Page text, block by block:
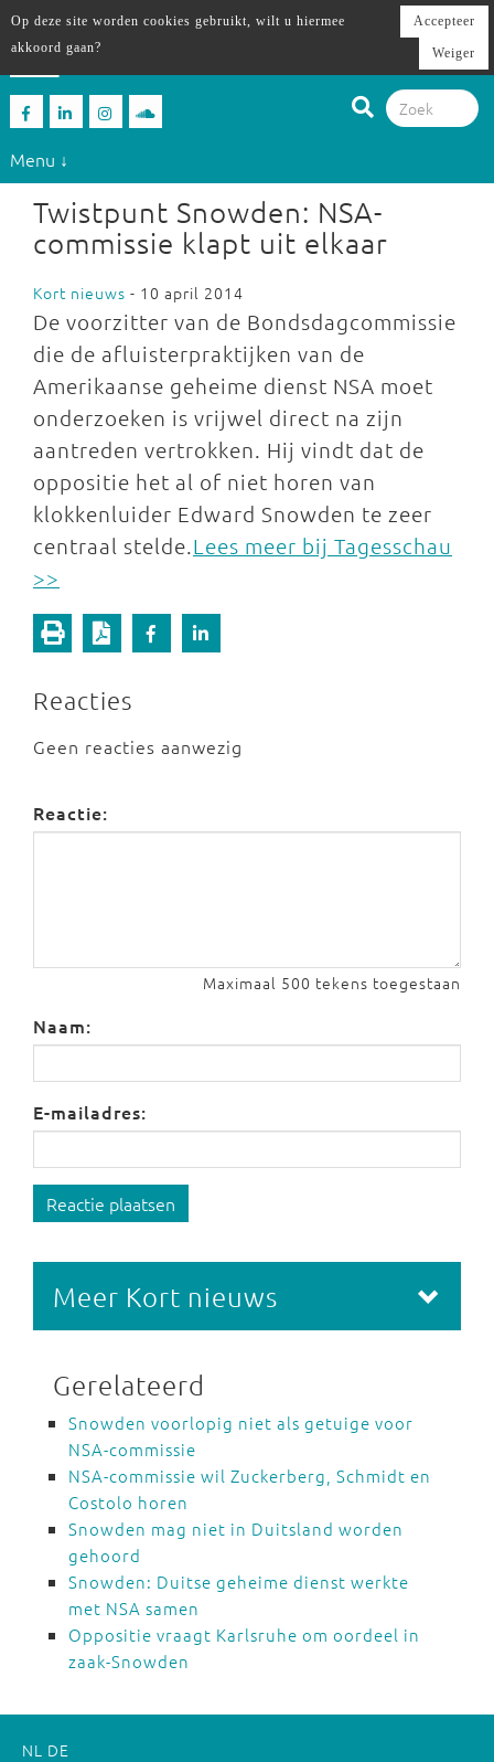
Menu ↓
Twistpunt Snowden: NSA-
commissie klapt uit elkaar
Kort nieuws - 10 april 2014
De voorzitter van de Bondsdagcommissie
die de afluisterpraktijken van de
Amerikaanse geheime dienst NSA moet
onderzoeken is vrijwel direct na zijn
aantreden vertrokken. Hij vindt dat de
oppositie het al of niet horen van
klokkenluider Edward Snowden te zeer
centraal stelde.Lees meer bij Tagesschau
>>
Reacties
Geen reacties aanwezig
Reactie:
Maximaal 500 tekens toegestaan
Naam:
E-mailadres:
Reactie plaatsen
Meer Kort nieuws
Gerelateerd
Snowden voorlopig niet als getuige voor
NSA-commissie
NSA-commissie wil Zuckerberg, Schmidt en
Costolo horen
Snowden mag niet in Duitsland worden
gehoord
Snowden: Duitse geheime dienst werkte
met NSA samen
Oppositie vraagt Karlsruhe om oordeel in
zaak-Snowden
NL DE
Op deze site worden cookies gebruikt, wilt u hiermee
akkoord gaan?
Accepteer
Weiger